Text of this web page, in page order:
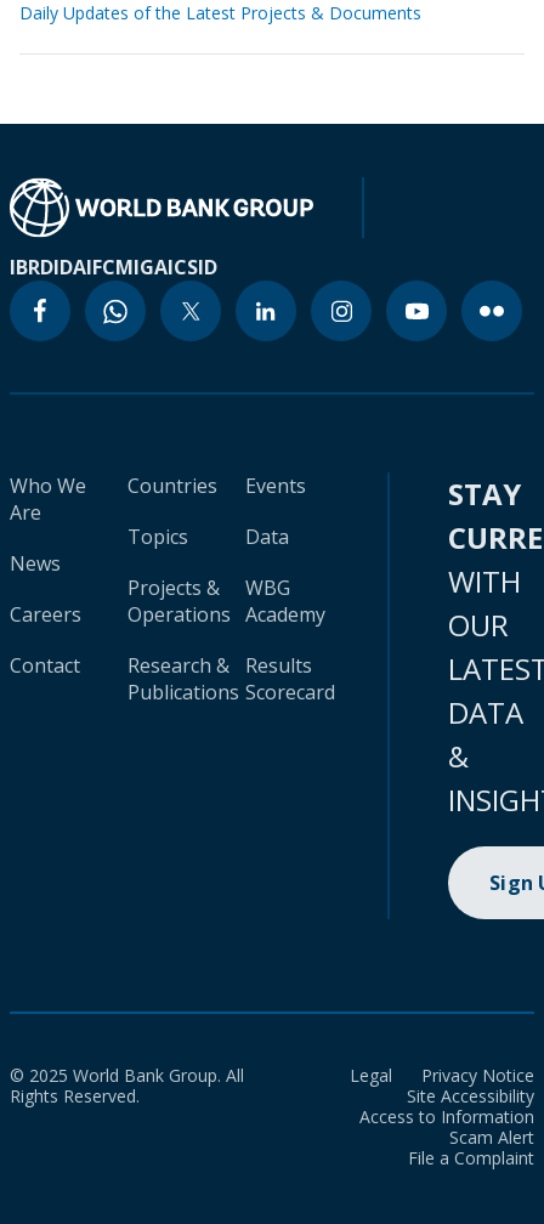
Daily Updates of the Latest Projects & Documents
IBRDIDAIFCMIGAICSID
Who We
Are
News
Careers
Contact
Countries
Topics
Projects &
Operations
Research &
Publications
Events
Data
WBG
Academy
Results
Scorecard
STAY
WITH
OUR
DATA
&
Sign
© 2025 World Bank Group. All
Rights Reserved.
Legal
Privacy Notice
Site Accessibility
Access to Information
Scam Alert
File a Complaint